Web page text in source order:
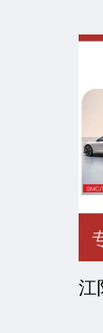
江